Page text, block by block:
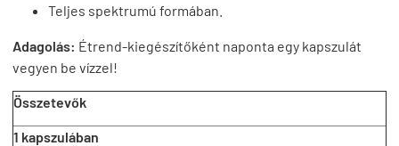
Teljes spektrumú formában.
Adagolás: Étrend-kiegészítőként naponta egy kapszulát
vegyen be vízzel!
Összetevők
1 kapszulában